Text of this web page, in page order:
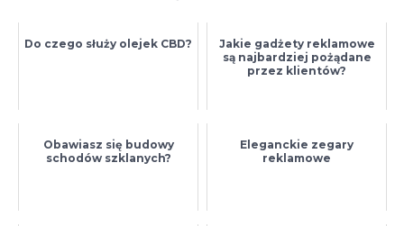
Do czego służy olejek CBD?
Jakie gadżety reklamowe
są najbardziej pożądane
przez klientów?
Obawiasz się budowy
schodów szklanych?
Eleganckie zegary
reklamowe